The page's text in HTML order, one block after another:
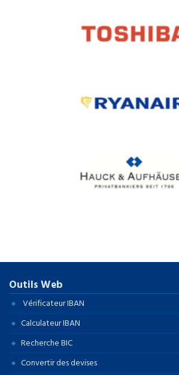
Outils Web
Vérificateur IBAN
Calculateur IBAN
Recherche BIC
Convertir des devises